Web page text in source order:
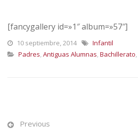
[fancygallery id=»1″ album=»57″]
10 septiembre, 2014
Infantil
Padres, Antiguas Alumnas, Bachillerato,
Previous